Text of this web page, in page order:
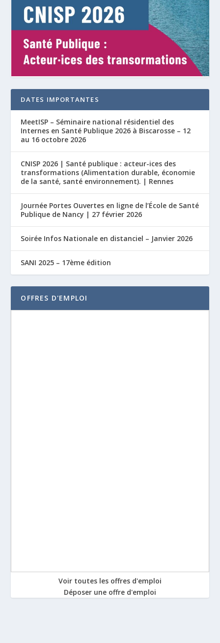
DATES IMPORTANTES
MeetISP – Séminaire national résidentiel des
Internes en Santé Publique 2026 à Biscarosse – 12
au 16 octobre 2026
CNISP 2026 | Santé publique : acteur-ices des
transformations (Alimentation durable, économie
de la santé, santé environnement). | Rennes
Journée Portes Ouvertes en ligne de l’École de Santé
Publique de Nancy | 27 février 2026
Soirée Infos Nationale en distanciel – Janvier 2026
SANI 2025 – 17ème édition
OFFRES D'EMPLOI
Voir toutes les offres d'emploi
Déposer une offre d'emploi